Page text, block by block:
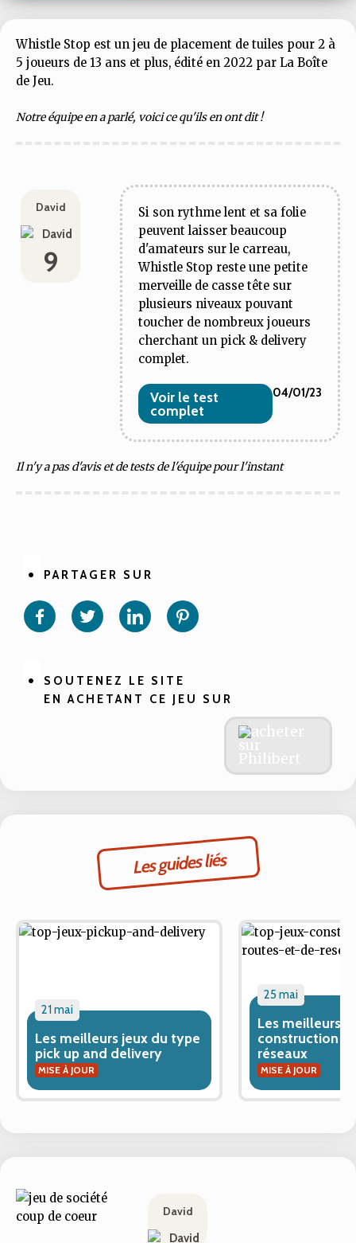
Whistle Stop est un jeu de placement de tuiles pour 2 à
5 joueurs de 13 ans et plus, édité en 2022 par La Boîte
de Jeu.
Notre équipe en a parlé, voici ce qu'ils en ont dit !
David
9
Si son rythme lent et sa folie
peuvent laisser beaucoup
d'amateurs sur le carreau,
Whistle Stop reste une petite
merveille de casse tête sur
plusieurs niveaux pouvant
toucher de nombreux joueurs
cherchant un pick & delivery
complet.
Voir le test
complet
04/01/23
Il n'y a pas d'avis et de tests de l'équipe pour l'instant
PARTAGER SUR
Partager
sur
Partager
sur sur
SOUTENEZ LE SITE
EN ACHETANT CE JEU SUR
Les guides liés
21 mai
Les meilleurs jeux du type
pick up and delivery
MISE À JOUR
25 mai
Les meilleurs
construction
réseaux
MISE À JOUR
David